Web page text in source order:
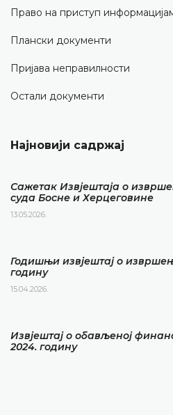
Право на приступ
Плански документи
Пријава неправилности
Остали документи
Најновији садржај
Сажетак Извјештаја о
суда Босне и Херцеговине
13.05.2026.
Годишњи извјештај о
годину
15.04.2026.
Извјештај о обављеној
2024. годину